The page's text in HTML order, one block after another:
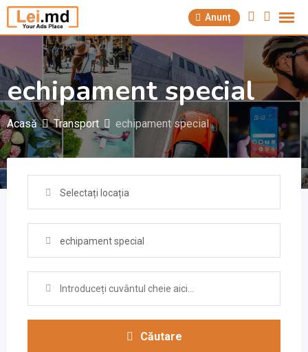
Săriți
la
Anunț
echipament special
Acasă Transport echipament special
Selectați locația
echipament special
Căutare